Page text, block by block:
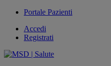
Portale Pazienti
Accedi
Registrati